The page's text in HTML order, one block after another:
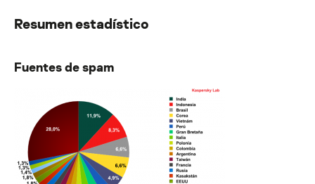
Resumen estadístico
Fuentes de spam